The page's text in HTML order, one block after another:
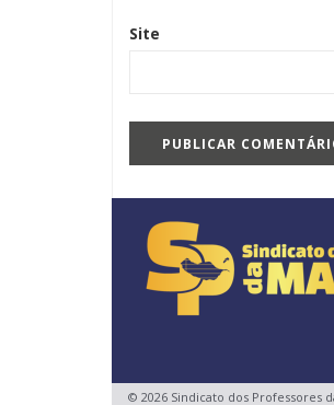
Site
© 2026 Sindicato dos Professores